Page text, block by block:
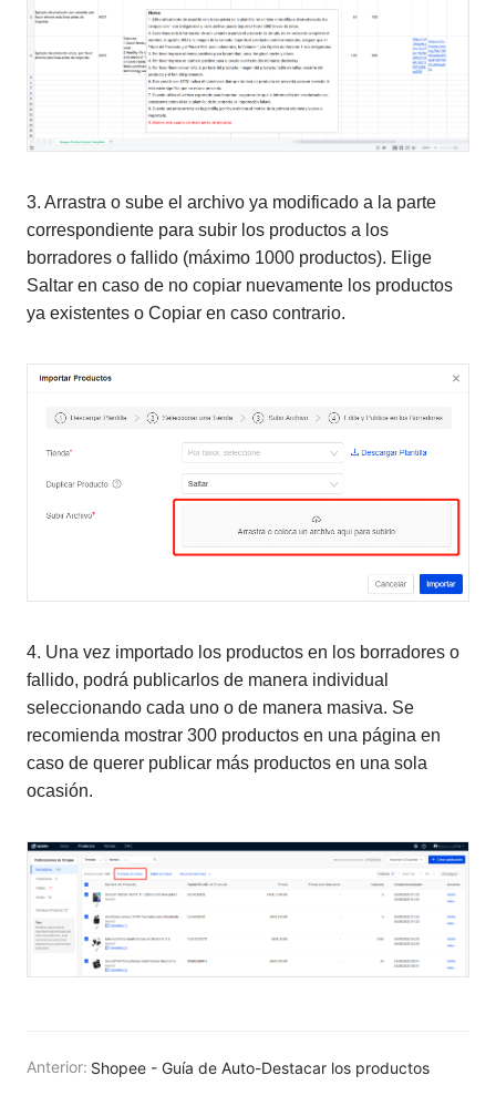
3. Arrastra o sube el archivo ya modificado a la parte
correspondiente para subir los productos a los
borradores o fallido (máximo 1000 productos). Elige
Saltar en caso de no copiar nuevamente los productos
ya existentes o Copiar en caso contrario.
4. Una vez importado los productos en los borradores o
fallido, podrá publicarlos de manera individual
seleccionando cada uno o de manera masiva. Se
recomienda mostrar 300 productos en una página en
caso de querer publicar más productos en una sola
ocasión.
Anterior: Shopee - Guía de Auto-Destacar los productos